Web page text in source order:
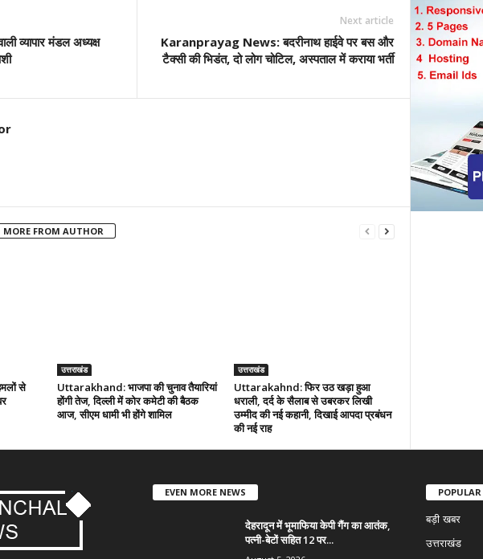
व्यापार मंडल अध्यक्ष
Next article
Karanprayag News: बदरीनाथ हाईवे पर बस और
टैक्सी की भिडंत, दो लोग चोटिल, अस्पताल में कराया भर्ती
MORE FROM AUTHOR
से
उत्तराखंड
Uttarakhand: भाजपा की चुनाव तैयारियां
होंगी तेज, दिल्ली में कोर कमेटी की बैठक
आज, सीएम धामी भी होंगे शामिल
उत्तराखंड
Uttarakahnd: फिर उठ खड़ा हुआ
धराली, दर्द के सैलाब से उबरकर लिखी
उम्मीद की नई कहानी, दिखाई आपदा प्रबंधन
की नई राह
EVEN MORE NEWS
देहरादून में भूमाफिया केपी गैंग का आतंक,
पत्नी-बेटों सहित 12 पर...
बड़ी खबर
उत्तराखंड